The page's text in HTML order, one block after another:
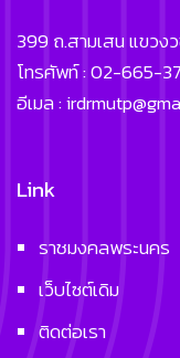
399 ถ.สามเสน แขว
โทรศัพท์ : 02-665-
อีเมล :
Link
ราชมงคลพระนคร
เว็บไซต์เดิม
ติดต่อเรา